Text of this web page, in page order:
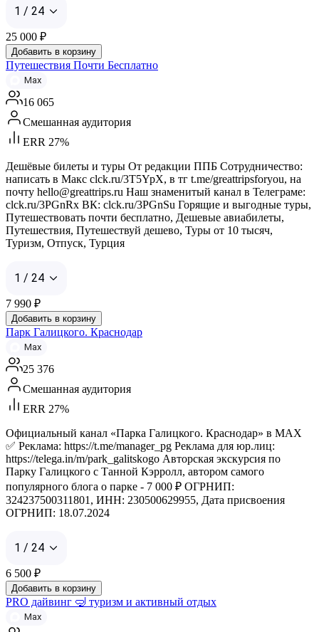
1 / 24
25 000 ₽
Добавить в корзину
Путешествия Почти Бесплатно
Max
16 065
Смешанная аудитория
ERR 27%
Дешёвые билеты и туры От редакции ППБ Сотрудничество:
написать в Макс clck.ru/3T5YpX, в тг t.me/greattripsforyou, на
почту hello@greattrips.ru Наш знаменитый канал в Телеграме:
clck.ru/3PGnRx ВК: clck.ru/3PGnSu Горящие и выгодные туры,
Путешествовать почти бесплатно, Дешевые авиабилеты,
Путешествия, Путешествуй дешево, Туры от 10 тысяч,
Туризм, Отпуск, Турция
1 / 24
7 990 ₽
Добавить в корзину
Парк Галицкого. Краснодар
Max
25 376
Смешанная аудитория
ERR 27%
Официальный канал «Парка Галицкого. Краснодар» в МАХ
✅ Реклама: https://t.me/manager_pg Реклама для юр.лиц:
https://telega.in/m/park_galitskogo Авторская экскурсия по
Парку Галицкого с Танной Кэрролл, автором самого
популярного блога о парке - 7 000 ₽ ОГРНИП:
324237500311801, ИНН: 230500629955, Дата присвоения
ОГРНИП: 18.07.2024
1 / 24
6 500 ₽
Добавить в корзину
PRO дайвинг 🤿 туризм и активный отдых
Max